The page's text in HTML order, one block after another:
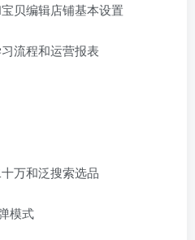
贝编辑店铺基本设置
流程和运营报表
万和泛搜索选品
模式